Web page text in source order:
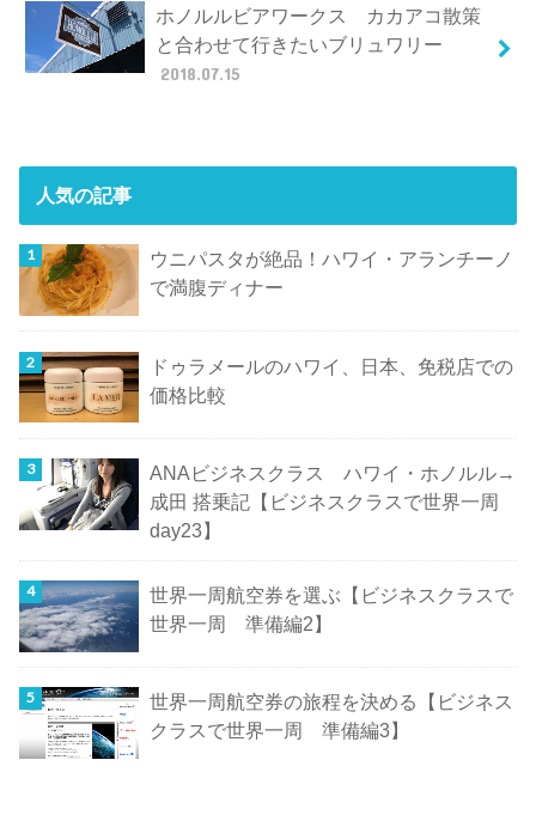
ホノルルビアワークス カカアコ散策
と合わせて行きたいブリュワリー
2018.07.15
人気の記事
ウニパスタが絶品！ハワイ・アランチーノ
で満腹ディナー
ドゥラメールのハワイ、日本、免税店での
価格比較
ANAビジネスクラス ハワイ・ホノルル→
成田 搭乗記【ビジネスクラスで世界一周
day23】
世界一周航空券を選ぶ【ビジネスクラスで
世界一周 準備編2】
世界一周航空券の旅程を決める【ビジネス
クラスで世界一周 準備編3】